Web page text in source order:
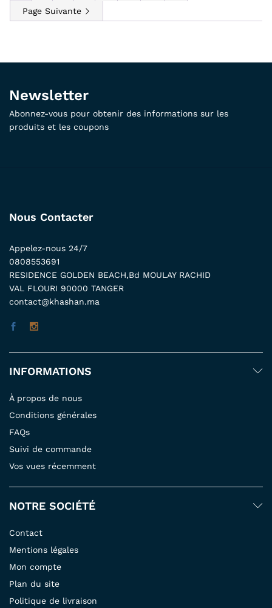
Page Suivante
Newsletter
Abonnez-vous pour obtenir des informations sur les
produits et les coupons
Nous Contacter
Appelez-nous 24/7
0808553691
RESIDENCE GOLDEN BEACH,Bd MOULAY RACHID
VAL FLOURI 90000 TANGER
contact@khashan.ma
INFORMATIONS
À propos de nous
Conditions générales
FAQs
Suivi de commande
Vos vues récemment
NOTRE SOCIÉTÉ
Contact
Mentions légales
Mon compte
Plan du site
Politique de livraison